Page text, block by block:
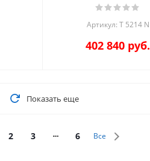
Артикул: T 5214 N
402 840 руб.
Показать еще
2 3 6 Все